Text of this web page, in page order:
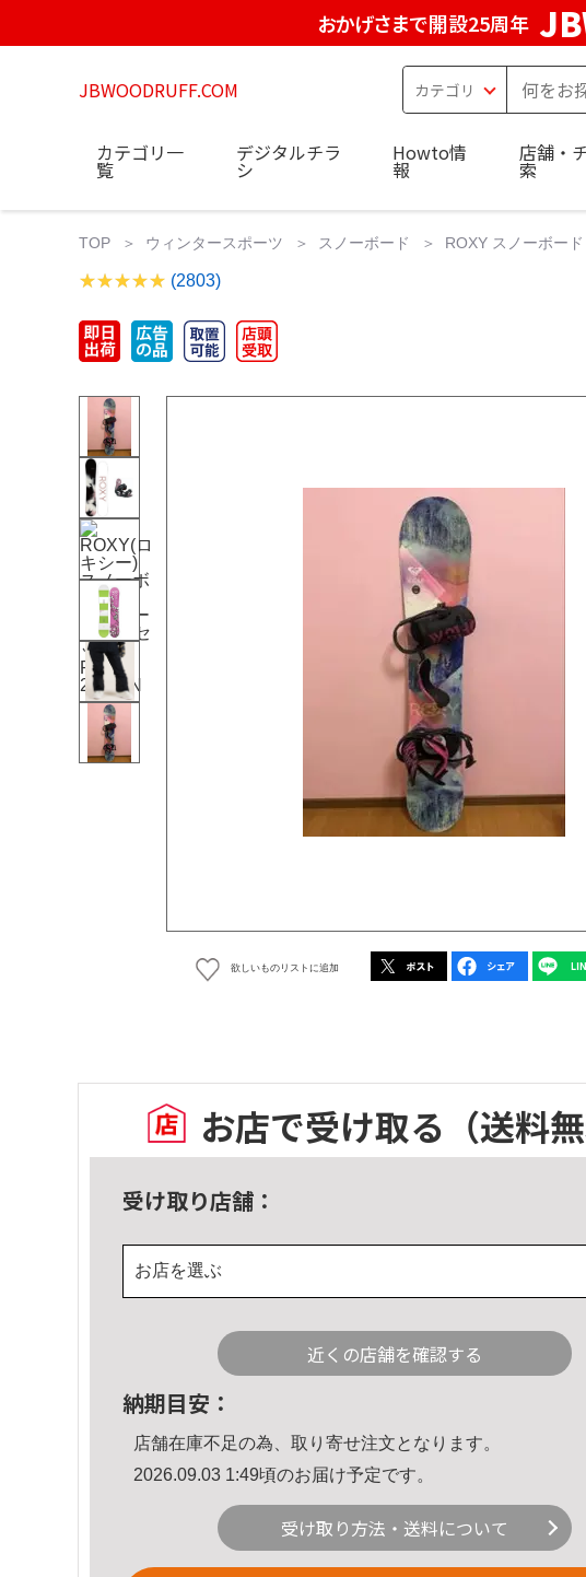
おかげさまで開設25周年
JBWOODRUFF.COM
カテゴリ一
覧
デジタルチラ
シ
Howto情
報
店舗・
索
TOP ウィンタースポーツ スノーボード ROXY スノーボー
(2803)
欲しいものリストに追加
お店で受け取る （送料
受け取り店舗：
お店を選ぶ
近くの店舗を確認する
納期目安：
店舗在庫不足の為、取り寄せ注文となります。
2026.09.03 1:49頃のお届け予定です。
受け取り方法・送料について